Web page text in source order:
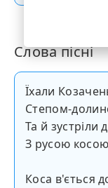
Слова пісні
Їхали
Степом-
Та й зустріли
З русою
Коса в'ється